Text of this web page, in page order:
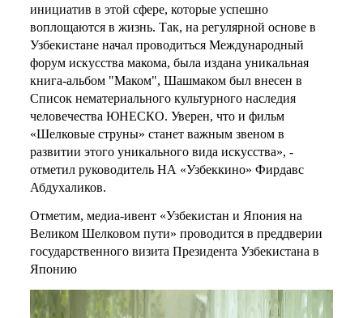
инициатив в этой сфере, которые успешно
воплощаются в жизнь. Так, на регулярной основе в
Узбекистане начал проводиться Международный
форум искусства макома, была издана уникальная
книга-альбом "Маком", Шашмаком был внесен в
Список нематериального культурного наследия
человечества ЮНЕСКО. Уверен, что и фильм
«Шелковые струны» станет важным звеном в
развитии этого уникального вида искусства», -
отметил руководитель НА «Узбеккино» Фирдавс
Абдухаликов.
Отметим, медиа-ивент «Узбекистан и Япония на
Великом Шелковом пути» проводится в преддверии
государственного визита Президента Узбекистана в
Японию